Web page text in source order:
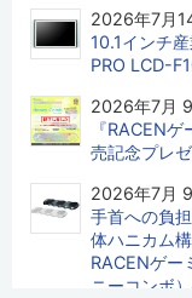
2024年10月
「第3回ドロ
航空機「D-
紹介されま
2024年10月
「第3回ドロ
航空機「D-
されました
2024年 6月
防災用無人
2026年7月
10.1インチ
PRO LCD-
2026年7月
『RACEN
売記念プレ
2026年7月
手首への負
体ハニカム
RACENゲー
ニーコンボ